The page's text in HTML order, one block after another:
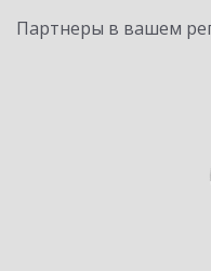
Партнеры в вашем